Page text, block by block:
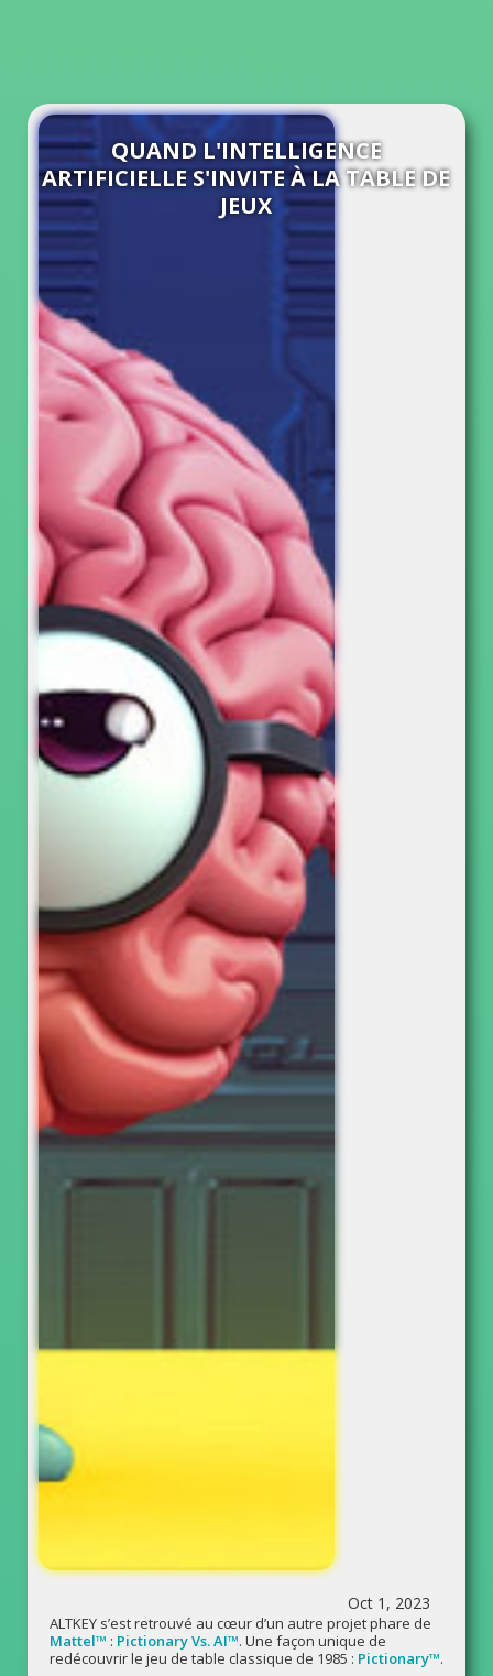
QUAND L'INTELLIGENCE
ARTIFICIELLE S'INVITE À LA TABLE DE
JEUX
Oct 1, 2023
ALTKEY s’est retrouvé au cœur d’un autre projet phare de
Mattel™ : Pictionary Vs. AI™. Une façon unique de
redécouvrir le jeu de table classique de 1985 : Pictionary™.